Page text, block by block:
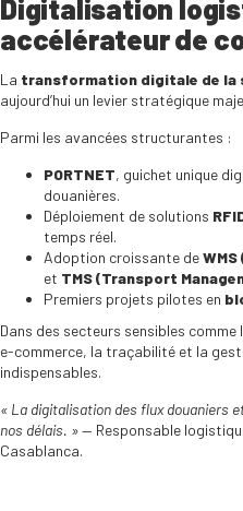
Digitalisation
accélérateur de
La transformation digitale de la
aujourd’hui un levier stratégique
Parmi les avancées structurantes :
PORTNET, guichet unique
douanières.
Déploiement de solutions
temps réel.
Adoption croissante de
et TMS (Transport
Premiers projets pilotes en
Dans des secteurs sensibles
e-commerce, la traçabilité et la
indispensables.
« La digitalisation des flux douaniers
nos délais. »— Responsable
Casablanca.